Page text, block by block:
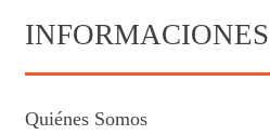
INFORMACIONES
Quiénes Somos